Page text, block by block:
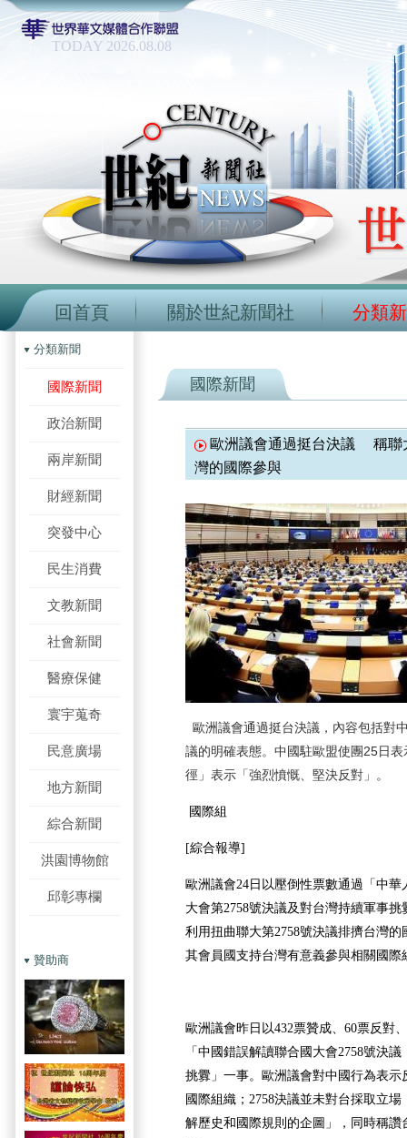
TODAY 2026.08.08
回首頁 關於世紀新聞社 分類
分類新聞
國際新聞
政治新聞
兩岸新聞
財經新聞
突發中心
民生消費
文教新聞
社會新聞
醫療保健
寰宇蒐奇
民意廣場
地方新聞
綜合新聞
洪園博物館
邱彰專欄
贊助商
國際新聞
歐洲議會通過挺台決議 稱聯
灣的國際參與
歐洲議會通過挺台決議，內容包括對
議的明確表態。中國駐歐盟使團25日
徑」表示「強烈憤慨、堅決反對」。
國際組
[綜合報導]
歐洲議會24日 以壓倒性票數通過「中
大會第2758號決議及對台灣持續軍事
利用扭曲聯大第2758號決議排擠台灣
其會員國支持台灣有意義參與相關國際
歐洲議會昨日以432票贊成、60票反對
「中國錯誤解讀聯合國大會2758號決
挑釁」一事。歐洲議會對中國行為表
國際組織；2758決議並未對台採取立
解歷史和國際規則的企圖」，同時稱